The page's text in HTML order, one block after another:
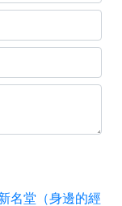
名堂（身邊的經